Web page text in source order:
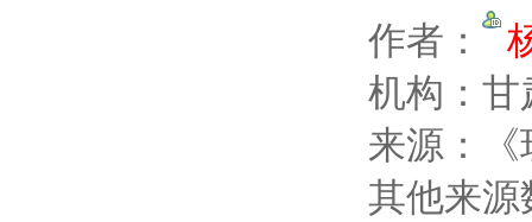
作者：
机构：
来源：
其他来